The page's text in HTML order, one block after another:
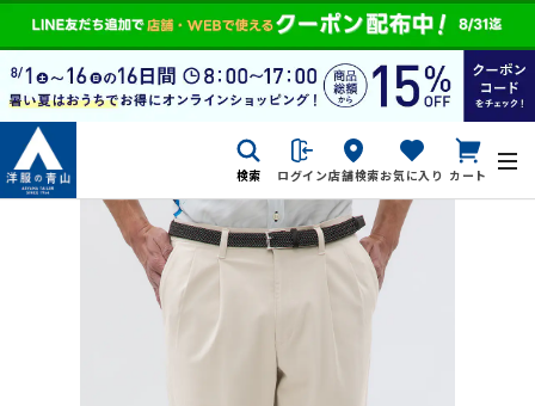
検索 ログイン店舗検索お気に入り カート